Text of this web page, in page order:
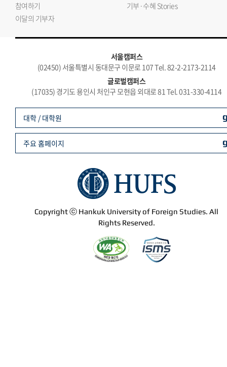
참여하기
기부·수혜 Stories
이달의 기부자
서울캠퍼스
(02450) 서울특별시 동대문구 이문로 107 Tel. 82-2-2173-2114
글로벌캠퍼스
(17035) 경기도 용인시 처인구 모현읍 외대로 81 Tel. 031-330-4114
Copyright ⓒ Hankuk University of Foreign Studies. All
Rights Reserved.
대학 / 대학원
주요 홈페이지